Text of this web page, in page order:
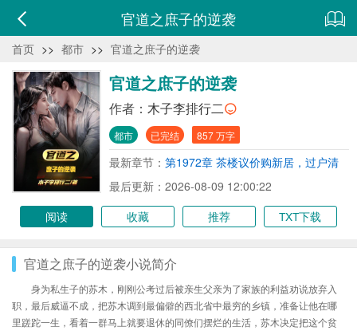
官道之庶子的逆袭
首页 >> 都市 >> 官道之庶子的逆袭
官道之庶子的逆袭
作者： 木子李排行二
都市 已完结 857 万字
最新章节： 第1972章 茶楼议价购新居，过户清
账识人心
最后更新：2026-08-09 12:00:22
阅读
收藏 推荐 TXT下载
官道之庶子的逆袭小说简介
身为私生子的苏木，刚刚公考过后被亲生父亲为了家族的利益劝说放弃入
职，最后威逼不成，把苏木调到最偏僻的西北省中最穷的乡镇，准备让他在哪
里蹉跎一生，看着一群马上就要退休的同僚们摆烂的生活，苏木决定把这个贫